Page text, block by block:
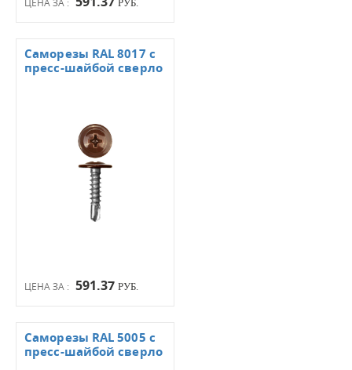
ЦЕНА ЗА : РУБ.
ЦЕНА ЗА : 591.37 РУБ.
Саморезы RAL 8017 с
пресс-шайбой сверло
Саморезы RAL 5005 с
пресс-шайбой сверло